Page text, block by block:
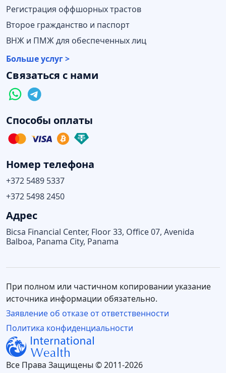
Регистрация оффшорных трастов
Второе гражданство и паспорт
ВНЖ и ПМЖ для обеспеченных лиц
Больше услуг >
Связаться с нами
Способы оплаты
Номер телефона
+372 5489 5337
+372 5498 2450
Адрес
Bicsa Financial Center, Floor 33, Office 07, Avenida
Balboa, Panama City, Panama
Все Права Защищены © 2011-2026
Политика конфиденциальности
При полном или частичном копировании указание
источника информации обязательно.
Заявление об отказе от ответственности